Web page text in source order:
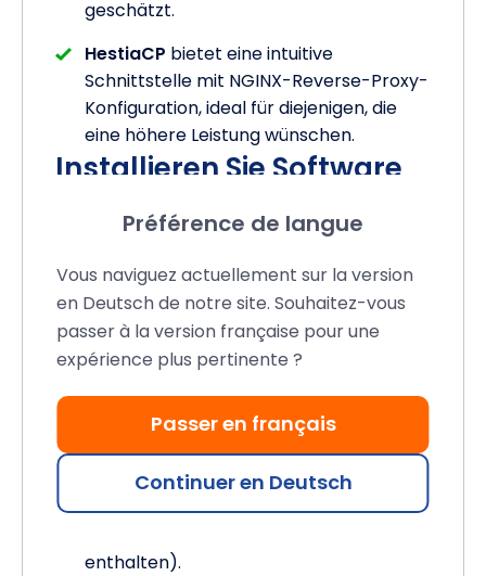
geschätzt.
HestiaCP bietet eine intuitive
Schnittstelle mit NGINX-Reverse-Proxy-
Konfiguration, ideal für diejenigen, die
eine höhere Leistung wünschen.
Installieren Sie Software
mit 1 Klick auf Ihrem
verwalteten virtuellen
Server
Installieren Sie problemlos Ihre
bevorzugten Anwendungen und CMS, um
Ihre Website in Rekordzeit zu starten.
Profitieren Sie mitISPConfigvom
SoftaculousAuto-Installer (begrenzte
kostenlose Version, Volllizenz optional
enthalten).
Préférence de langue
Vous naviguez actuellement sur la version
en Deutsch de notre site. Souhaitez-vous
passer à la version française pour une
expérience plus pertinente ?
Passer en français
Continuer en Deutsch